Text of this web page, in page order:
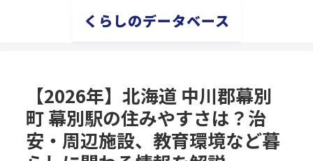
くらしのデータベース
【2026年】北海道 中川郡幕別
町 幕別駅の住みやすさは？治
安・周辺施設、教育環境など暮